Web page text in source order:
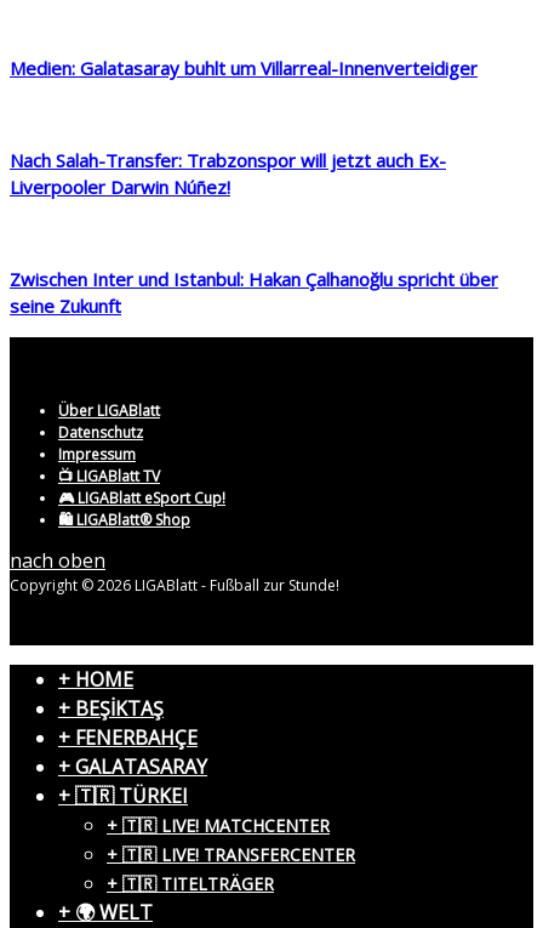
Medien: Galatasaray buhlt um Villarreal-Innenverteidiger
Nach Salah-Transfer: Trabzonspor will jetzt auch Ex-
Liverpooler Darwin Núñez!
Zwischen Inter und Istanbul: Hakan Çalhanoğlu spricht über
seine Zukunft
Über LIGABlatt
Datenschutz
Impressum
📺 LIGABlatt TV
🎮 LIGABlatt eSport Cup!
🛍️ LIGABlatt® Shop
nach oben
Copyright © 2026 LIGABlatt - Fußball zur Stunde!
+ HOME
+ BEŞİKTAŞ
+ FENERBAHÇE
+ GALATASARAY
+ 🇹🇷 TÜRKEI
+ 🇹🇷 LIVE! MATCHCENTER
+ 🇹🇷 LIVE! TRANSFERCENTER
+ 🇹🇷 TITELTRÄGER
+ 🌍 WELT